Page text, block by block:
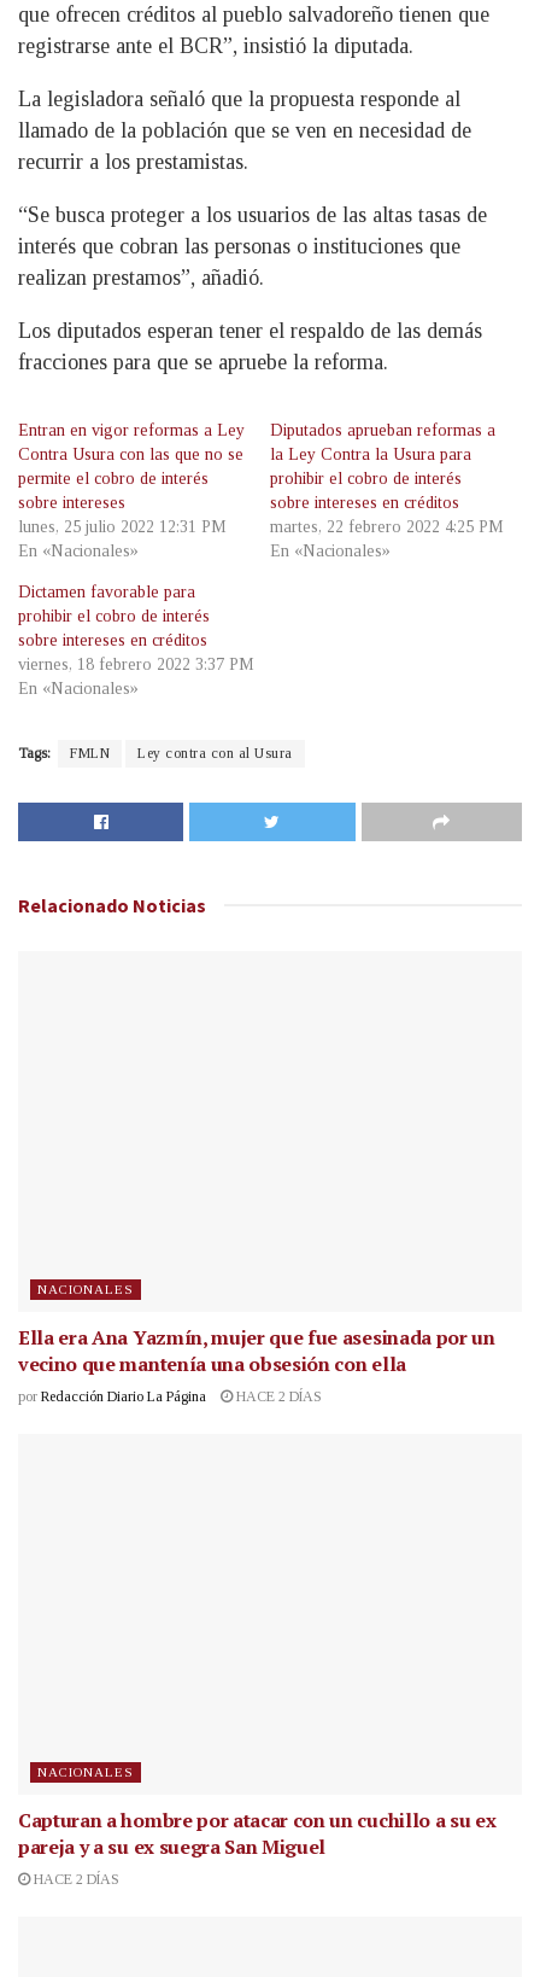
que ofrecen créditos al pueblo salvadoreño tienen que
registrarse ante el BCR”, insistió la diputada.
La legisladora señaló que la propuesta responde al
llamado de la población que se ven en necesidad de
recurrir a los prestamistas.
“Se busca proteger a los usuarios de las altas tasas de
interés que cobran las personas o instituciones que
realizan prestamos”, añadió.
Los diputados esperan tener el respaldo de las demás
fracciones para que se apruebe la reforma.
Entran en vigor reformas a Ley
Contra Usura con las que no se
permite el cobro de interés
sobre intereses
lunes, 25 julio 2022 12:31 PM
En «Nacionales»
Diputados aprueban reformas a
la Ley Contra la Usura para
prohibir el cobro de interés
sobre intereses en créditos
martes, 22 febrero 2022 4:25 PM
En «Nacionales»
Dictamen favorable para
prohibir el cobro de interés
sobre intereses en créditos
viernes, 18 febrero 2022 3:37 PM
En «Nacionales»
Tags: FMLN Ley contra con al Usura
Relacionado Noticias
NACIONALES
Ella era Ana Yazmín, mujer que fue asesinada por un
vecino que mantenía una obsesión con ella
por Redacción Diario La Página HACE 2 DÍAS
NACIONALES
Capturan a hombre por atacar con un cuchillo a su ex
pareja y a su ex suegra San Miguel
HACE 2 DÍAS